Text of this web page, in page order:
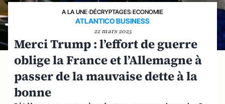
A LA UNE›DÉCRYPTAGES›ECONOMIE
ATLANTICO BUSINESS
22 mars 2025
Merci Trump : l’effort de guerre
oblige la France et l’Allemagne à
passer de la mauvaise dette à la
bonne